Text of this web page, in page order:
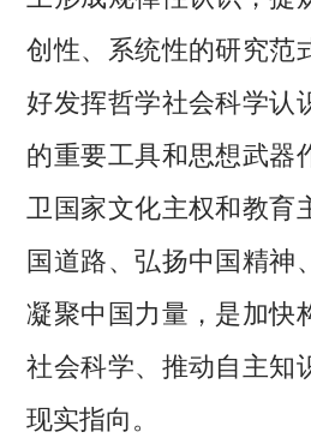
创性、系统性的研究范
好发挥哲学社会科学认
的重要工具和思想武器
卫国家文化主权和教育
国道路、弘扬中国精神
凝聚中国力量，是加快
社会科学、推动自主知
现实指向。